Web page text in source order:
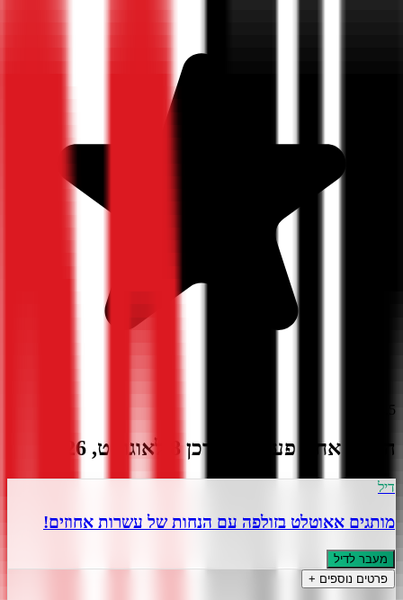
4.5
הצעה אחת פעילה מעודכן 8 לאוגוסט,
2026
דיל
מותגים אאוטלט בזולפה עם הנחות של עשרות אחוזים!
מעבר לדיל
פרטים נוספים +